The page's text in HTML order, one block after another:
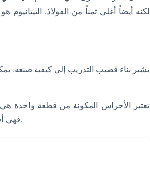
لكنه أيضاً أغلى ثمناً من الفولاذ.
يشير بناء قضيب التدريب إلى كيفية صنعه.
تعتبر الأجراس المكونة من قطعة واحدة هي
فهي أقل تكلفة، لكنها ليست بنفس قوة ومتانة الأجراس ذات القطعة الواحدة.